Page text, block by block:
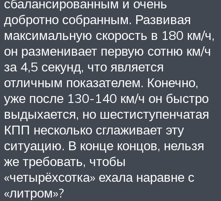
сбалансированным и очень
добротно собранным. Развивая
максимальную скорость в 180 км/ч,
он разменивает первую сотню км/ч
за 4,5 секунд, что является
отличным показателем. Конечно,
уже после 130-140 км/ч он быстро
выдыхается, но шестиступенчатая
КПП несколько сглаживает эту
ситуацию. В конце концов, нельзя
же требовать, чтобы
«четырёхсотка» ехала наравне с
«литром»?